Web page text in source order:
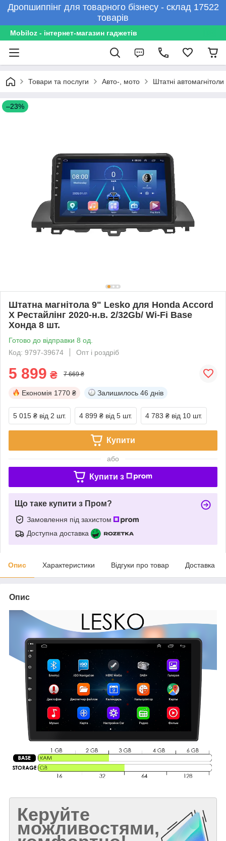
Дропшиппінг для товарного бізнесу - склад 17522
товарів
Mobiloz - інтернет-магазин гаджетів
Товари та послуги Авто-, мото Штатні автомагнітоли
–23%
Штатна магнітола 9" Lesko для Honda Accord
X Рестайлінг 2020-н.в. 2/32Gb/ Wi-Fi Base
Хонда 8 шт.
Готово до відправки 8 од.
Код: 9797-39674
Опт і роздріб
5 899 ₴ 7 669 ₴
Економія 1770 ₴ Залишилось 46 днів
5 015 ₴ від 2 шт. 4 899 ₴ від 5 шт. 4 783 ₴ від 10 шт.
Купити
або
Купити з
Що таке купити з Пром?
Замовлення під захистом
Доступна доставка
Опис Характеристики Відгуки про товар Доставка
Опис
Керуйте
можливостями,